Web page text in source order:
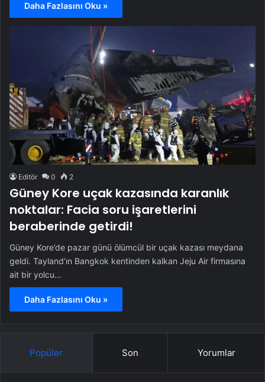
Daha Fazlasını Oku »
Editör 0 2
Güney Kore uçak kazasında karanlık
noktalar: Facia soru işaretlerini
beraberinde getirdi!
Güney Kore’de pazar günü ölümcül bir uçak kazası meydana
geldi. Tayland’ın Bangkok kentinden kalkan Jeju Air firmasına
ait bir yolcu…
Daha Fazlasını Oku »
Popüler Son Yorumlar